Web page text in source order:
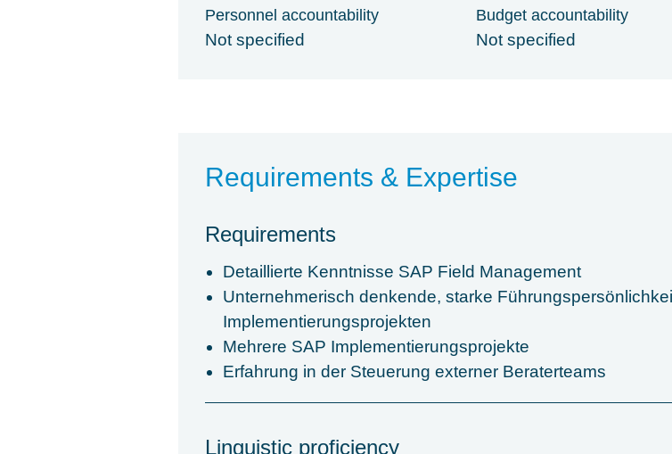
Personnel accountability
Not specified
Budget accountability
Not specified
Requirements & Expertise
Requirements
Detaillierte Kenntnisse SAP Field Management
Unternehmerisch denkende, starke
Implementierungsprojekten
Mehrere SAP Implementierungsprojekte
Erfahrung in der Steuerung externer Beraterteams
Linguistic proficiency